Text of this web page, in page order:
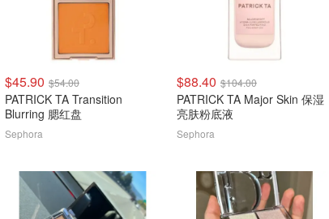
$45.90 $54.00
PATRICK TA Transition
Blurring 腮红盘
Sephora
$88.40 $104.00
PATRICK TA Major Skin 保湿
亮肤粉底液
Sephora